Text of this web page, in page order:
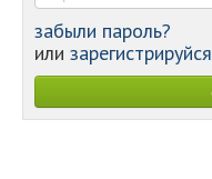
забыли пароль?
или зарегистрируйся